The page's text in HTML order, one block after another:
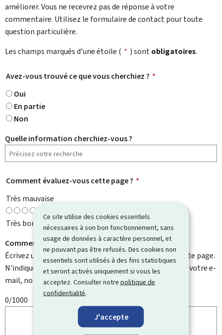
Ce site utilise des cookies essentiels
nécessaires à son bon fonctionnement, sans
usage de données à caractère personnel, et
ne pouvant pas être refusés. Des cookies non
essentiels sont utilisés à des fins statistiques
et seront activés uniquement si vous les
acceptez. Consulter notrepolitique de
confidentialité.
J'accepte
améliorer. Vous ne recevrez pas de réponse à votre
commentaire. Utilisez le formulaire de contact pour toute
question particulière.
Les champs marqués d’une étoile ( * ) sontobligatoires.
Avez-vous trouvé ce que vous cherchiez ? *
Oui
En partie
Non
Quelle information cherchiez-vous ?
Comment évaluez-vous cette page ? *
Très mauvaise
Très bonne
Comment pouvons-nous l'améliorer ?
Écrivez un commentaire et aidez-nous à améliorer cette page.
N'indiquez pas d'informations personnelles telles que votre e-
mail, nom, numéro de téléphone, etc.
0/1000